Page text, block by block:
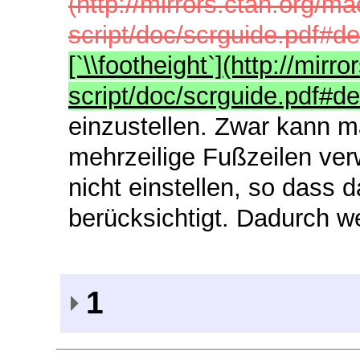
script/doc/
[`\\footheight`](http://
script/doc/
einzustellen. Zwar kann
mehrzeilige Fußzeilen
nicht einstellen, so dass
berücksichtigt. Dadurch
1